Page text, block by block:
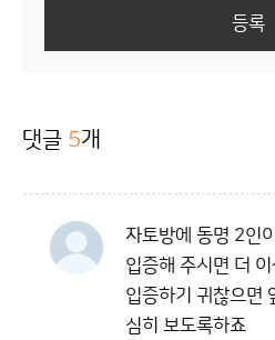
등록
댓글 5개
자토방에 동명 2인
입증해 주시면 더
입증하기 귀찮으면
심히 보도록하죠